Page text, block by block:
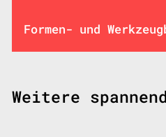
Formen- und
Weitere